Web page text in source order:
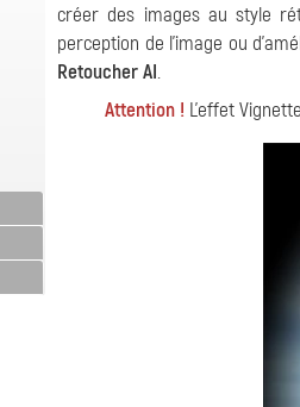
créer des images au style
perception de l'image ou
Retoucher AI.
Attention ! L'effet